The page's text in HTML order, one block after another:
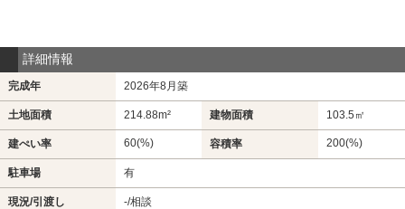
詳細情報
完成年 2026年8月築
土地面積 214.88m² 建物面積 103.5㎡
建ぺい率 60(%) 容積率 200(%)
駐車場 有
現況/引渡し -/相談